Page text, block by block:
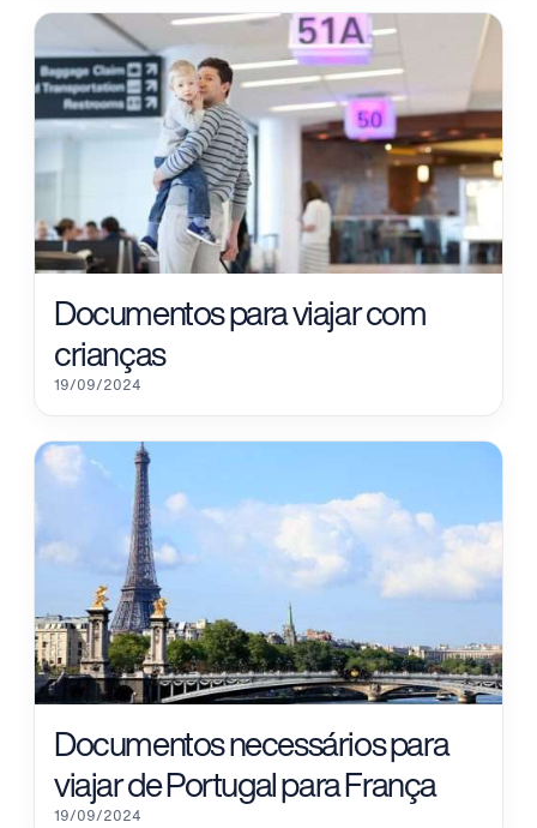
Documentos para viajar com
crianças
19/09/2024
Documentos necessários para
viajar de Portugal para França
19/09/2024